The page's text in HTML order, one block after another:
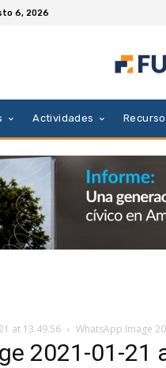
6, 2026
Actividades
at 13.49.56 WhatsApp Image
2021-01-21